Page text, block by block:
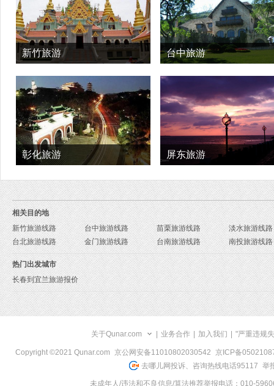
新竹旅游 台中旅游
彰化旅游 屏东旅游
相关目的地
新竹旅游线路
台中旅游线路 苗栗旅游线路
淡水旅游线路
台北旅游线路
金门旅游线路 台南旅游线路 南投旅游线路
热门出发城市
长春到宜兰旅游报价
关于Qunar.com 业务合作 加入我们 "严重违规
Copyright ©2021 Qunar.com 京公网安备11010802030542
京ICP备
去哪儿网投诉、咨询热线电话95117 举
未成年人/违法和不良信息/算法推荐举报电话：010-